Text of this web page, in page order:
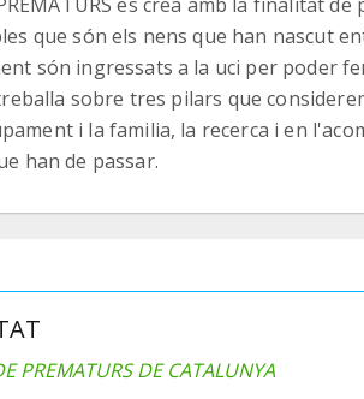
que són els nens que han nascut
són ingressats a la uci per poder
sobre tres pilars que
i la familia, la recerca i en
han de passar.
PREMATURS DE CATALUNYA